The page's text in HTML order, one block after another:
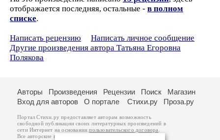
отображается последняя, остальные - в полном
списке.
Написать рецензию
Написать личное сообщение
Другие произведения автора Татьяна Егоровна
Полякова
Авторы Произведения Рецензии Поиск
Магазин
Вход для авторов
О портале Стихи.ру Проза.ру
Портал Стихи.ру предоставляет авторам возможность
свободной публикации своих литературных произведений в
сети Интернет на основаниипользовательского договора
Все авторские права на произведения принадлежат авторам